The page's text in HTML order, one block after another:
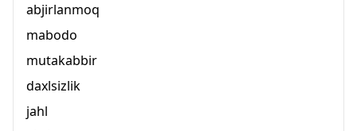
abjirlanmoq
mabodo
mutakabbir
daxlsizlik
jahl